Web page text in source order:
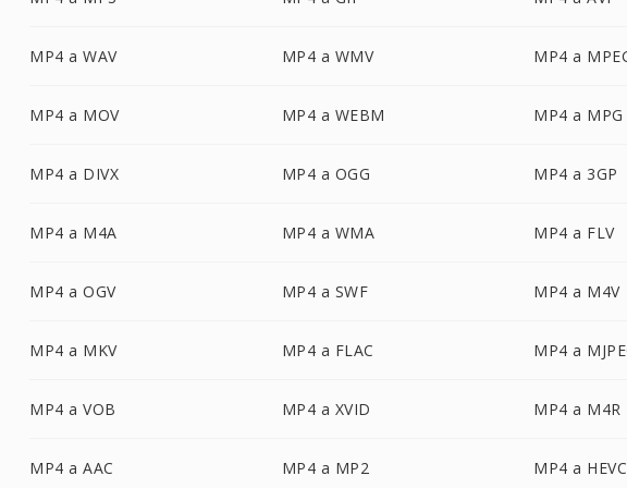
MP4 a WAV MP4 a WMV MP4 a
MP4 a MOV MP4 a WEBM MP4 a MPG
MP4 a DIVX MP4 a OGG MP4 a 3GP
MP4 a M4A MP4 a WMA MP4 a FLV
MP4 a OGV MP4 a SWF MP4 a M4V
MP4 a MKV MP4 a FLAC MP4 a
MP4 a VOB MP4 a XVID MP4 a M4R
MP4 a AAC MP4 a MP2 MP4 a HEVC